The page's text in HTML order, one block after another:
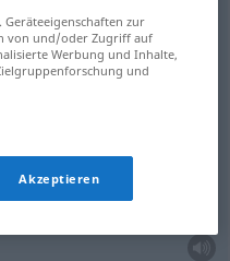
zur
von und/oder Zugriff auf
Werbung und Inhalte,
und
Akzeptieren